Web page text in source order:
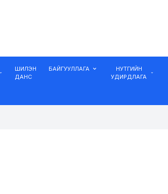
ШИЛЭН
ДАНС
БАЙГУУЛЛАГА
НУТГИЙН
УДИРДЛАГА